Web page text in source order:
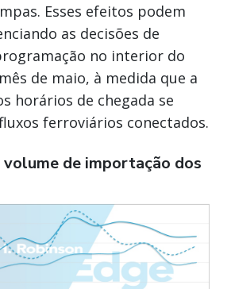
Esses efeitos podem
as decisões de
no interior do
de maio, à medida que a
horários de chegada se
ferroviários conectados.
volume de importação dos